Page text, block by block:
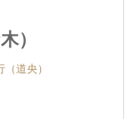
）
道央）